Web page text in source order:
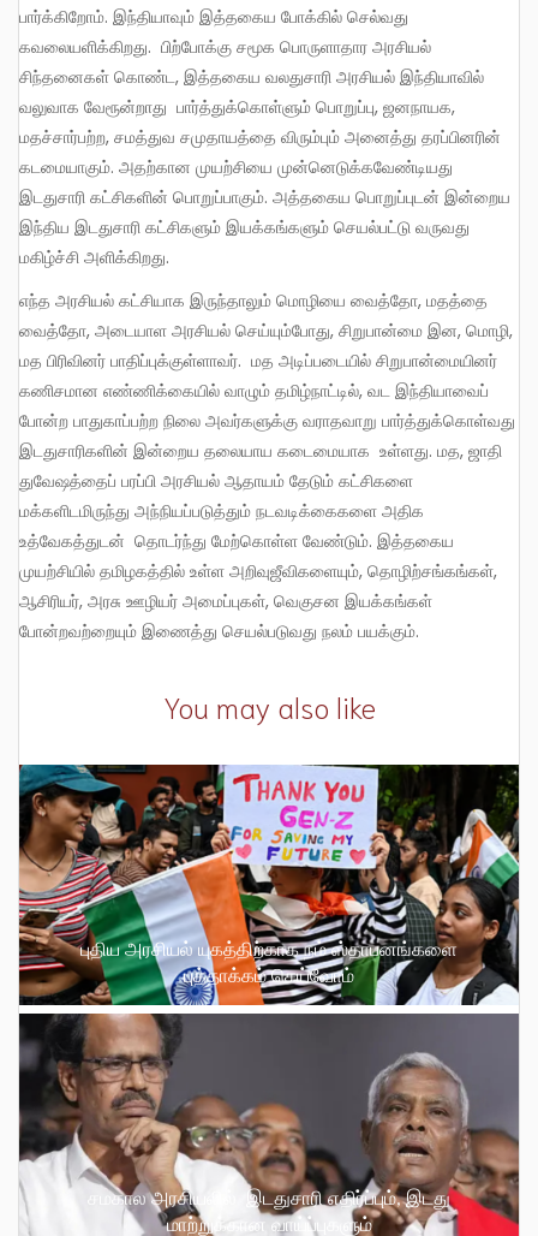
பார்க்கிறோம். இந்தியாவும் இத்தகைய போக்கில் செல்வது
கவலையளிக்கிறது. பிற்போக்கு சமூக பொருளாதார அரசியல்
சிந்தனைகள் கொண்ட, இத்தகைய வலதுசாரி அரசியல் இந்தியாவில்
வலுவாக வேரூன்றாது பார்த்துக்கொள்ளும் பொறுப்பு, ஜனநாயக,
மதச்சார்பற்ற, சமத்துவ சமுதாயத்தை விரும்பும் அனைத்து தரப்பினரின்
கடமையாகும். அதற்கான முயற்சியை முன்னெடுக்கவேண்டியது
இடதுசாரி கட்சிகளின் பொறுப்பாகும். அத்தகைய பொறுப்புடன் இன்றைய
இந்திய இடதுசாரி கட்சிகளும் இயக்கங்களும் செயல்பட்டு வருவது
மகிழ்ச்சி அளிக்கிறது.
எந்த அரசியல் கட்சியாக இருந்தாலும் மொழியை வைத்தோ, மதத்தை
வைத்தோ, அடையாள அரசியல் செய்யும்போது, சிறுபான்மை இன, மொழி,
மத பிரிவினர் பாதிப்புக்குள்ளாவர். மத அடிப்படையில் சிறுபான்மையினர்
கணிசமான எண்ணிக்கையில் வாழும் தமிழ்நாட்டில், வட இந்தியாவைப்
போன்ற பாதுகாப்பற்ற நிலை அவர்களுக்கு வராதவாறு பார்த்துக்கொள்வது
இடதுசாரிகளின் இன்றைய தலையாய கடைமையாக உள்ளது. மத, ஜாதி
துவேஷத்தைப் பரப்பி அரசியல் ஆதாயம் தேடும் கட்சிகளை
மக்களிடமிருந்து அந்நியப்படுத்தும் நடவடிக்கைகளை அதிக
உத்வேகத்துடன் தொடர்ந்து மேற்கொள்ள வேண்டும். இத்தகைய
முயற்சியில் தமிழகத்தில் உள்ள அறிவுஜீவிகளையும், தொழிற்சங்கங்கள்,
ஆசிரியர், அரசு ஊழியர் அமைப்புகள், வெகுசன இயக்கங்கள்
போன்றவற்றையும் இணைத்து செயல்படுவது நலம் பயக்கும்.
You may also like
புதிய அரசியல் யுகத்திற்காக நம் ஸ்தாபனங்களை
புத்தாக்கம் செய்வோம்
சமகால அரசியலில் இடதுசாரி எதிர்ப்பும், இடது
மாற்றுக்கான வாய்ப்புகளும்